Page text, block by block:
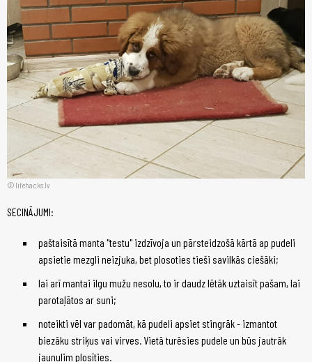
lifehacks.lv
SECINĀJUMI:
paštaisītā manta "testu" izdzīvoja un pārsteidzošā kārtā ap pudeli
apsietie mezgli neizjuka, bet plosoties tieši savilkās ciešāki;
lai arī mantai ilgu mužu nesolu, to ir daudz lētāk uztaisīt pašam, lai
parotaļātos ar suni;
noteikti vēl var padomāt, kā pudeli apsiet stingrāk - izmantot
biezāku striķus vai virves. Vietā turēsies pudele un būs jautrāk
jaunulim plosīties.